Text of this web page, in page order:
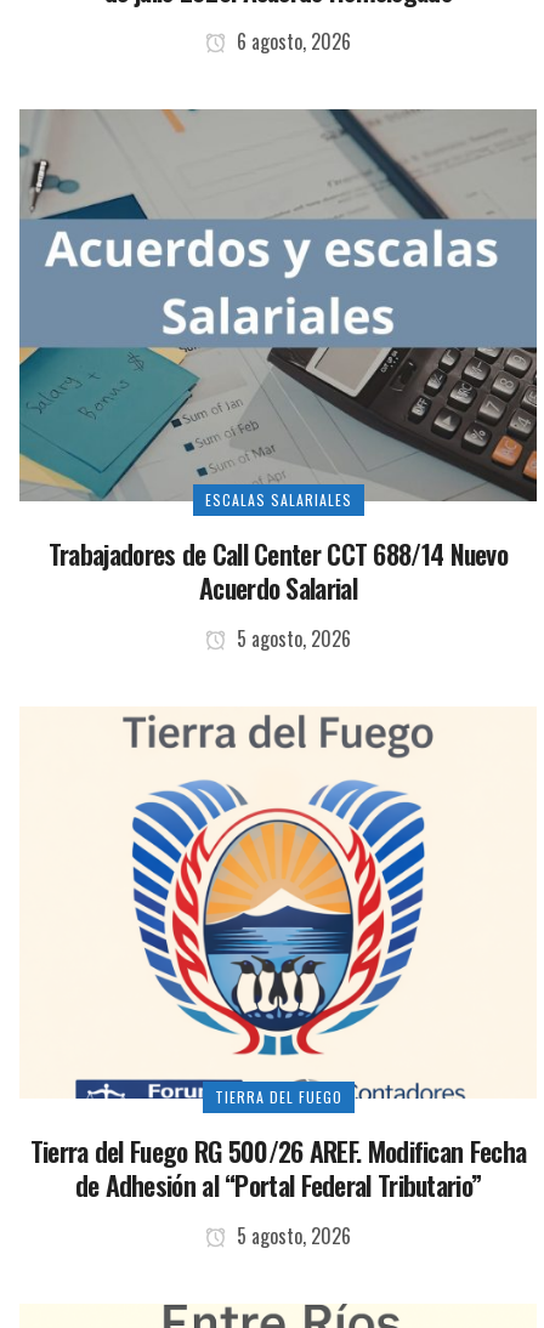
6 agosto, 2026
ESCALAS SALARIALES
Trabajadores de Call Center CCT 688/14 Nuevo
Acuerdo Salarial
5 agosto, 2026
TIERRA DEL FUEGO
Tierra del Fuego RG 500/26 AREF. Modifican Fecha
de Adhesión al “Portal Federal Tributario”
5 agosto, 2026